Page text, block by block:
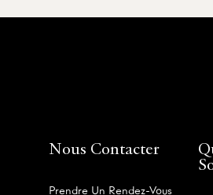
Nous Contacter
Prendre Un Rendez-Vous